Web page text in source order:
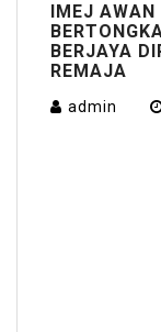
IMEJ
BERJAYA
REMAJA
admin